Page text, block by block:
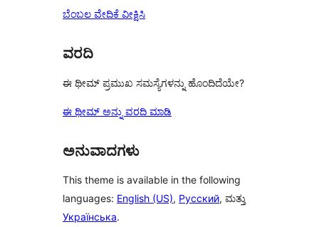
ಬೆಂಬಲ ವೇದಿಕೆ ವೀಕ್ಷಿಸಿ
ವರದಿ
ಈ ಥೀಮ್ ಪ್ರಮುಖ ಸಮಸ್ಯೆಗಳನ್ನು ಹೊಂದಿದೆಯೇ?
ಈ ಥೀಮ್ ಅನ್ನು ವರದಿ ಮಾಡಿ
ಅನುವಾದಗಳು
This theme is available in the following
languages: English (US), Русский, ಮತ್ತು
Українська.